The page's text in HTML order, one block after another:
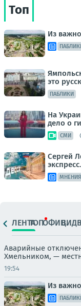
Топ
Из
это
ПАБЛИКИ
На
дело о
СМИ
Сергей
экспресс.
МНЕНИЯ
ЛЕНТАТОПОФИЦ.
Аварийные
Хмельником, —
19:54
Из